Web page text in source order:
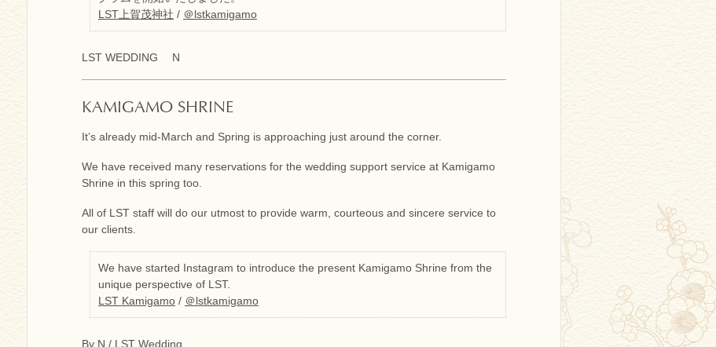
LST上賀茂神社 / ＠lstkamigamo
LST WEDDING N
KAMIGAMO SHRINE
It’s already mid-March and Spring is approaching just around the corner.
We have received many reservations for the wedding support service at Kamigamo
Shrine in this spring too.
All of LST staff will do our utmost to provide warm, courteous and sincere service to
our clients.
We have started Instagram to introduce the present Kamigamo Shrine from the
unique perspective of LST.
LST Kamigamo / ＠lstkamigamo
By N / LST Wedding